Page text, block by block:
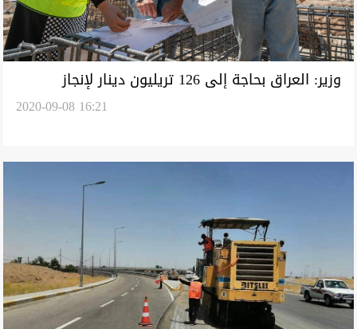
وزير: العراق بحاجة إلى 126 تريليون دينار لإنجاز
2020-09-08 16:21